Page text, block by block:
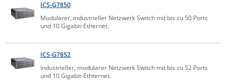
Netio
Panorama Antennas
PatchSee
Power Kingdom
Poynting
ICS-G7850
Modularer, industrieller Netzwerk Switch mit bis zu 50 Ports
und 10 Gigabit-Ethernet.
ICS-G7852
Industrieller, modularer Netzwerk Switch mit bis zu 52 Ports
und 10 Gigabit-Ethternet.